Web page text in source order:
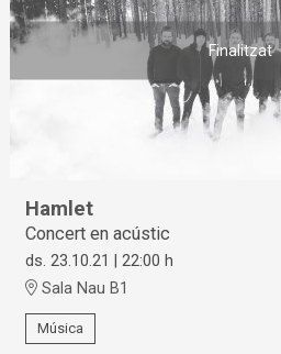
Finalitzat
Hamlet
Concert en acústic
ds. 23.10.21 |22:00 h
Sala Nau B1
Música